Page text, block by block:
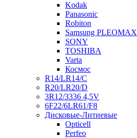
Kodak
Panasonic
Robiton
Samsung PLEOMAX
SONY
TOSHIBA
Varta
Космос
R14/LR14/C
R20/LR20/D
3R12/3336 4,5V
6F22/6LR61/F8
Дисковые-Литиевые
Opticell
Perfeo